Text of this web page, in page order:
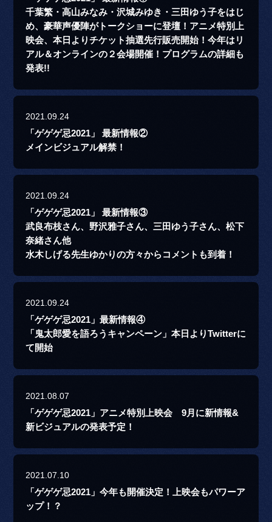
千葉繁・高山みなみ・沢城みゆき・三田ゆう子をはじ
め、豪華声優陣がトークショーに登壇！アニメ特別上
映会、本日よりチケット抽選先行販売開始！今年はリ
アル＆オンラインの２会場開催！プログラムの詳細も
発表!!
2021.09.24
「ゲゲゲ忌2021」 最新情報②
メインビジュアル解禁！
2021.09.24
「ゲゲゲ忌2021」 最新情報③
武良布枝さん、野沢雅子さん、三田ゆう子さん、松下
奈緒さん他
水木しげる先生ゆかりの方々からコメントも到着！
2021.09.24
「ゲゲゲ忌2021」最新情報④
「鬼太郎愛を語ろうキャンペーン」本日よりTwitterに
て開始
2021.08.07
「ゲゲゲ忌2021」アニメ特別上映会 9月に新情報&
新ビジュアルの発表予定！
2021.07.10
「ゲゲゲ忌2021」今年も開催決定！上映会もパワーア
ップ！？